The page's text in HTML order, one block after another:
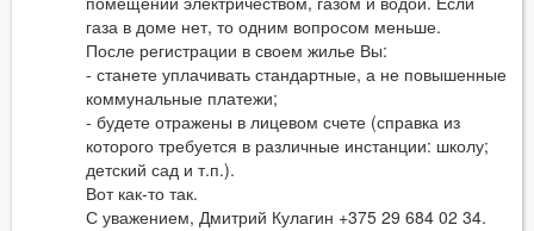
газа в доме нет, то одним вопросом меньше.
После регистрации в своем жилье Вы:
- станете уплачивать стандартные, а не повышенные
коммунальные платежи;
- будете отражены в лицевом счете (справка из
которого требуется в различные инстанции: школу;
детский сад и т.п.).
Вот как-то так.
С уважением, Дмитрий Кулагин +375 29 684 02 34.